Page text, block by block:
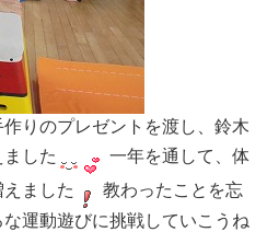
りのプレゼントを渡し、鈴木
した
一年を通して、体
ました
教わったことを忘
運動遊びに挑戦していこうね